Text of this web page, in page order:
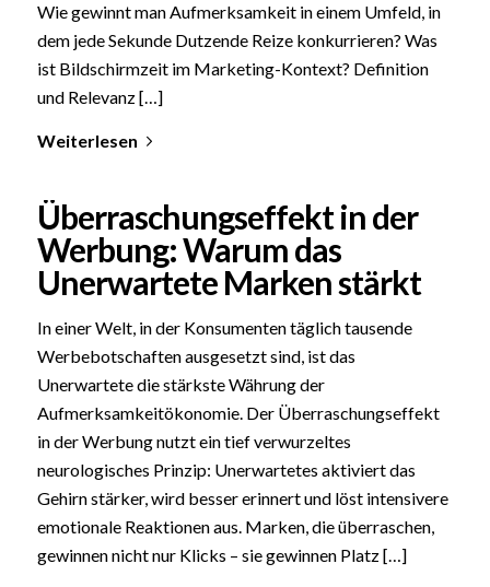
Wie gewinnt man Aufmerksamkeit in einem Umfeld, in
dem jede Sekunde Dutzende Reize konkurrieren? Was
ist Bildschirmzeit im Marketing-Kontext? Definition
und Relevanz […]
Weiterlesen
Überraschungseffekt in der
Werbung: Warum das
Unerwartete Marken stärkt
In einer Welt, in der Konsumenten täglich tausende
Werbebotschaften ausgesetzt sind, ist das
Unerwartete die stärkste Währung der
Aufmerksamkeitökonomie. Der Überraschungseffekt
in der Werbung nutzt ein tief verwurzeltes
neurologisches Prinzip: Unerwartetes aktiviert das
Gehirn stärker, wird besser erinnert und löst intensivere
emotionale Reaktionen aus. Marken, die überraschen,
gewinnen nicht nur Klicks – sie gewinnen Platz […]